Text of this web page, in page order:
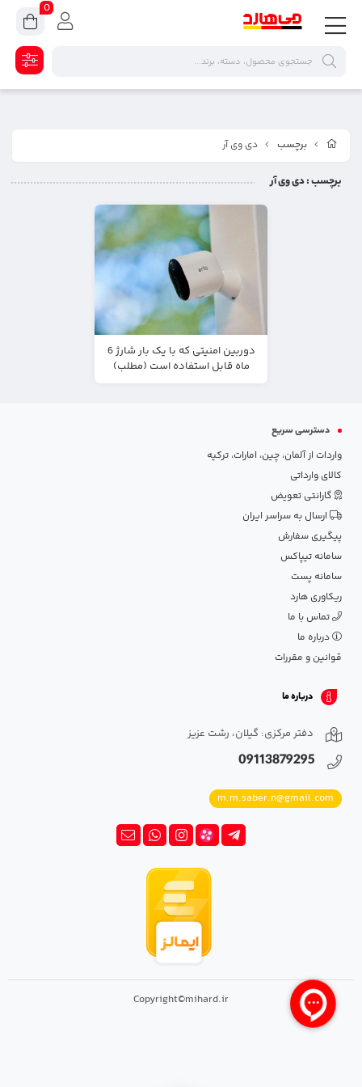
برچسب دی وی آر
برچسب: دی وی آر
دوربین امنیتی که با یک بار شارژ 6
ماه قابل استفاده است (مطلب)
دسترسی سریع
واردات از آلمان، چین، امارات، ترکیه
کالای وارداتی
گارانتی تعویض
ارسال به سراسر ایران
پیگیری سفارش
سامانه تیپاکس
سامانه پست
ریکاوری هارد
تماس با ما
درباره ما
قوانین و مقررات
درباره ما
دفتر مرکزی: گیلان، رشت عزیز
09113879295
m.m.saber.n@gmail.com
Copyright©mihard.ir
0